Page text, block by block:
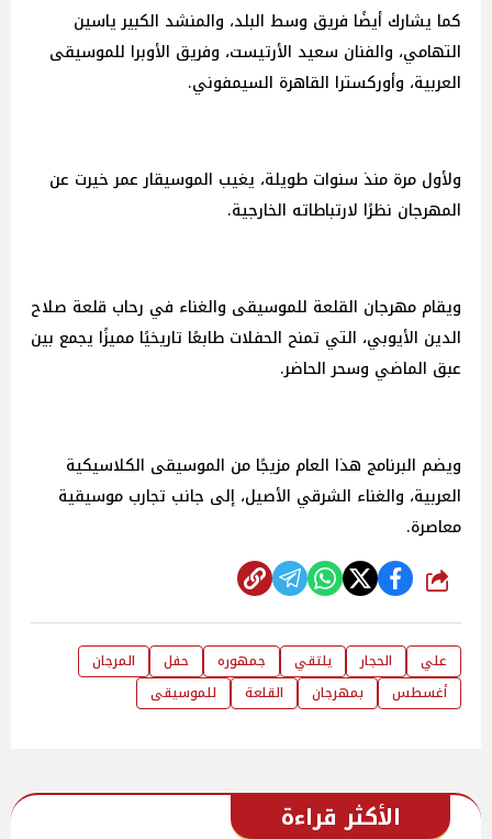
كما يشارك أيضًا فريق وسط البلد، والمنشد الكبير ياسين
التهامي، والفنان سعيد الأرتيست، وفريق الأوبرا للموسيقى
العربية، وأوركسترا القاهرة السيمفوني.
ولأول مرة منذ سنوات طويلة، يغيب الموسيقار عمر خيرت عن
المهرجان نظرًا لارتباطاته الخارجية.
ويقام مهرجان القلعة للموسيقى والغناء في رحاب قلعة صلاح
الدين الأيوبي، التي تمنح الحفلات طابعًا تاريخيًا مميزًا يجمع بين
عبق الماضي وسحر الحاضر.
ويضم البرنامج هذا العام مزيجًا من الموسيقى الكلاسيكية
العربية، والغناء الشرقي الأصيل، إلى جانب تجارب موسيقية
معاصرة.
شارك
علي الحجار يلتقي جمهوره حفل
المرجان
أغسطس
بمهرجان القلعة للموسيقى
الأكثر قراءة